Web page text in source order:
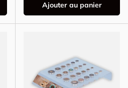
Ajouter au panier